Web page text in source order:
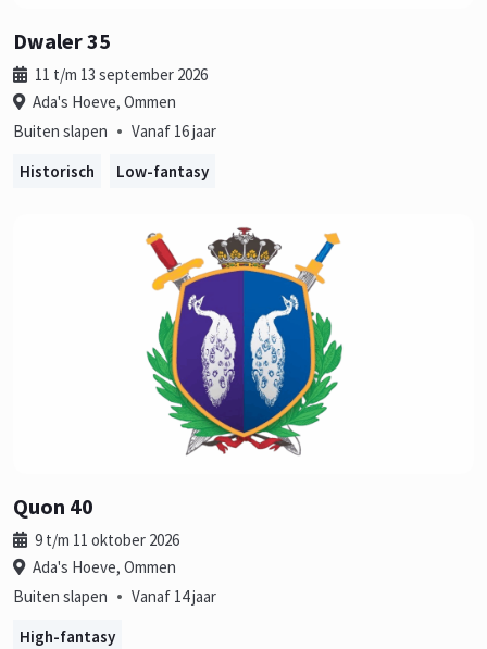
Dwaler 35
11 t/m 13 september 2026
Ada's Hoeve, Ommen
Buiten slapen • Vanaf 16 jaar
Historisch
Low-fantasy
Quon 40
9 t/m 11 oktober 2026
Ada's Hoeve, Ommen
Buiten slapen • Vanaf 14 jaar
High-fantasy